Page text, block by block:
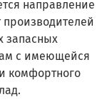
направление
производителей
запасных
с имеющейся
комфортного